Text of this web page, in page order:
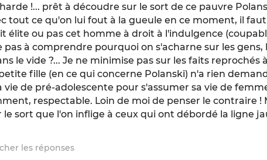
!... prêt à découdre sur le sort de ce pauvre
tout ce qu'on lui fout à la gueule en ce moment, il
élite ou pas cet homme à droit à l'indulgence
pas à comprendre pourquoi on s'acharne sur les gens,
le vide ?... Je ne minimise pas sur les faits reprochés
fille (en ce qui concerne Polanski) n'a rien
vie de pré-adolescente pour s'assumer sa vie de
respectable. Loin de moi de penser le contraire !
le sort que l'on inflige à ceux qui ont débordé la ligne